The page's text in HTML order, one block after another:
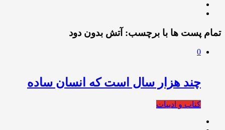
تمام پست ها با برچسب: آتش بدون دود
0
چند هزار سال است که انسان ساده
کتاب و ادبیات